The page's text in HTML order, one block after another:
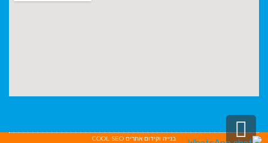
בנייה וקידום אתרים
גלילה